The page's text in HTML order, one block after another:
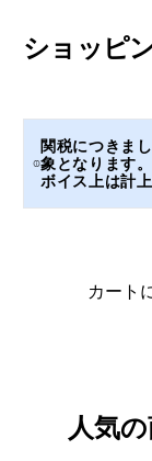
ショッピ
関税につきま
象となります
ボイス上は計
カート
人気